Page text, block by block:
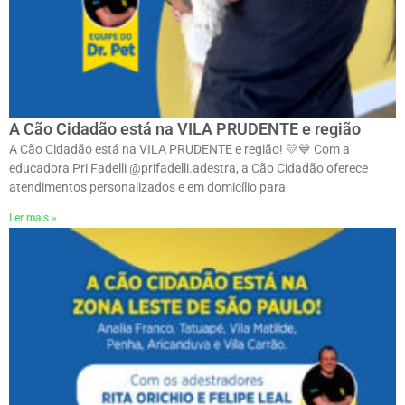
A Cão Cidadão está na VILA PRUDENTE e região
A Cão Cidadão está na VILA PRUDENTE e região! 💛💙 Com a
educadora Pri Fadelli @prifadelli.adestra, a Cão Cidadão oferece
atendimentos personalizados e em domicílio para
Ler mais »